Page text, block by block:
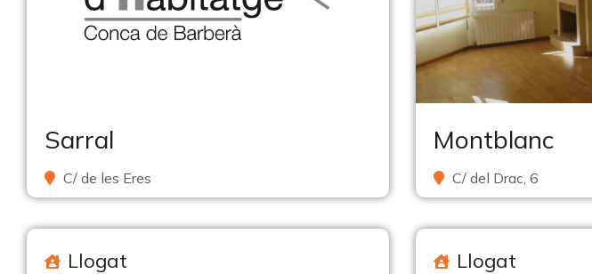
Sarral
C/ de les Eres
Montblanc
C/ del Drac, 6
Llogat Llogat